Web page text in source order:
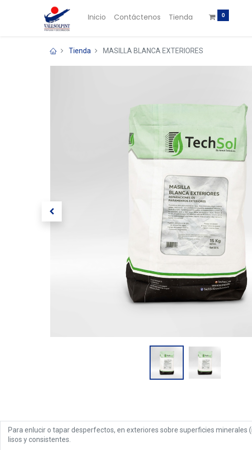
Inicio Contáctenos Tienda 0
Tienda MASILLA BLANCA EXTERIORES
Para enlucir o tapar desperfectos, en exteriores sobre superficies
lisos y consistentes.